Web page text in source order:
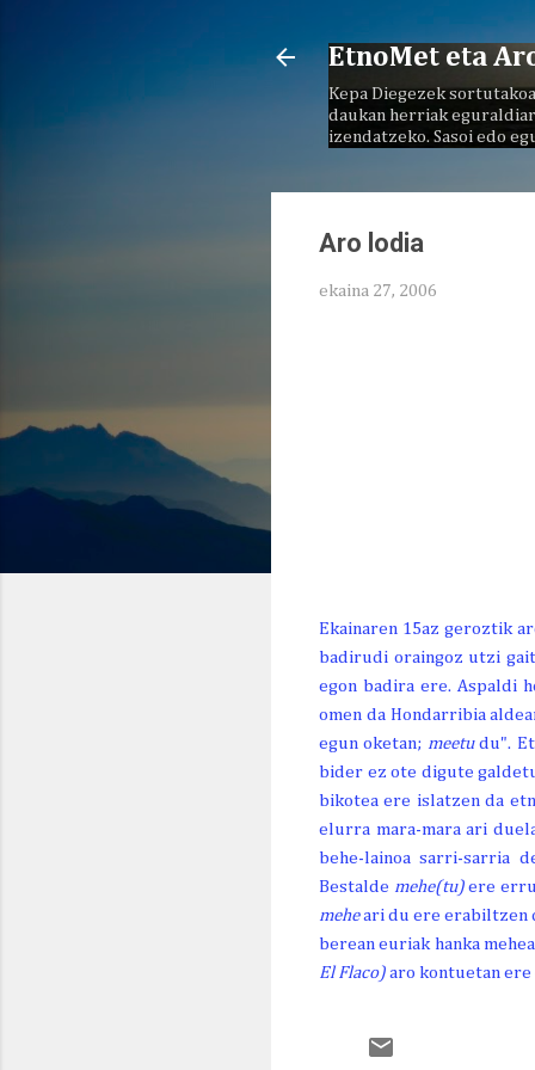
EtnoMet eta
Kepa Diegezek
daukan herriak
izendatzeko. Sasoi edo
Aro lodia
ekaina 27, 2006
Ekainaren 15az geroztik
badirudi oraingoz utzi
egon badira ere. Aspaldi
omen da Hondarribia
egun oketan; meetudu".
bider ez ote digute
bikotea ere islatzen da
elurra mara-mara ari
behe-lainoa sarri-sarria
Bestalde mehe(tu)ere
meheari du ere erabiltzen
berean euriak hanka
El Flaco) aro kontuetan
GAUR
BIHAR
17º/ 24º